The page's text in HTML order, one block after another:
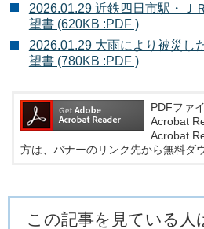
2026.01.29 近鉄四日市駅・Ｊ
望書 (620KB :PDF )
2026.01.29 大雨により被災し
望書 (780KB :PDF )
PDFファ
Acrobat
Acrobat
方は、バナーのリンク先から無料ダ
この記事を見ている人